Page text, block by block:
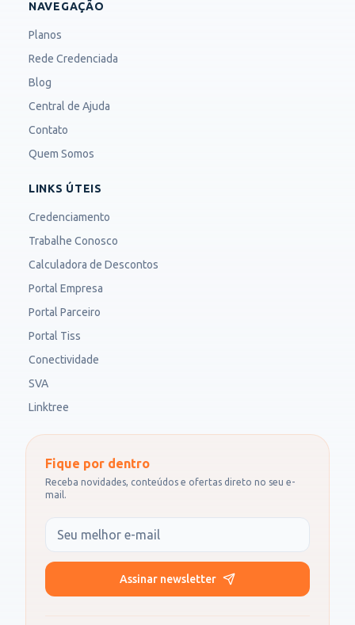
NAVEGAÇÃO
Planos
Rede Credenciada
Blog
Central de Ajuda
Contato
Quem Somos
LINKS ÚTEIS
Credenciamento
Trabalhe Conosco
Calculadora de Descontos
Portal Empresa
Portal Parceiro
Portal Tiss
Conectividade
SVA
Linktree
Fique por dentro
Receba novidades, conteúdos e ofertas direto no seu e-
mail.
Assinar newsletter